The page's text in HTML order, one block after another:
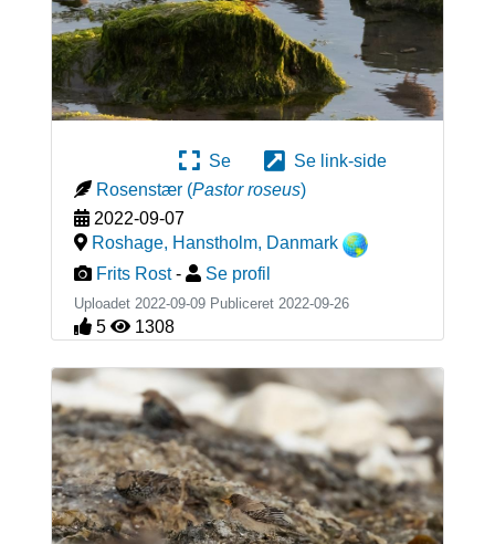
Se
Se link-side
Rosenstær (Pastor roseus)
2022-09-07
Roshage, Hanstholm, Danmark
Frits Rost - Se profil
Uploadet 2022-09-09 Publiceret 2022-09-26
5 1308